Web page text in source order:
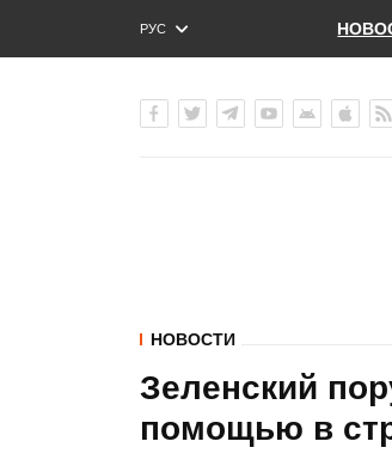
РУС
ENG
НОВОСТИ
Зеленский
помощью в